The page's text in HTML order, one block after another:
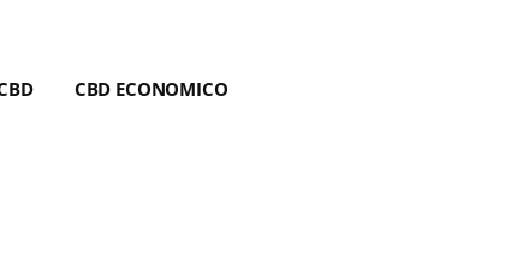
CBD ECONOMICO